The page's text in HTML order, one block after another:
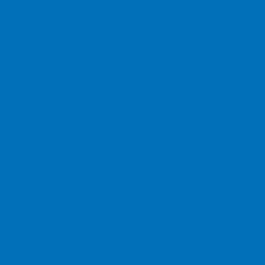
opter pour un mode d’action
Généralement, les têtes de
Les diverses brossettes sont
Chaque modèle présente des
préféreront un design unique
que d’autres nécessitent un
Quels que soient vos besoins
répondre aux mieux à ceux-